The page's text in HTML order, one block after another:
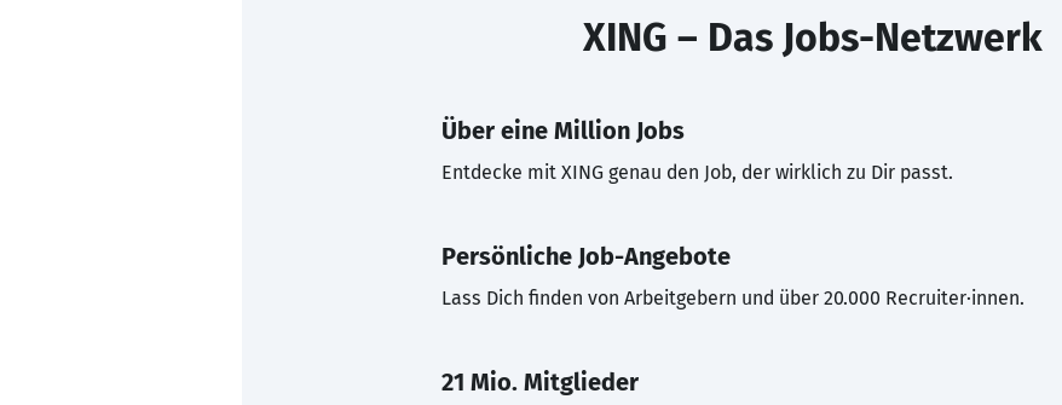
XING – Das Jobs-Netzwerk
Über eine Million Jobs
Entdecke mit XING genau den Job, der wirklich zu Dir passt.
Persönliche Job-Angebote
Lass Dich finden von Arbeitgebern und über 20.000 Recruiter·innen.
21 Mio. Mitglieder